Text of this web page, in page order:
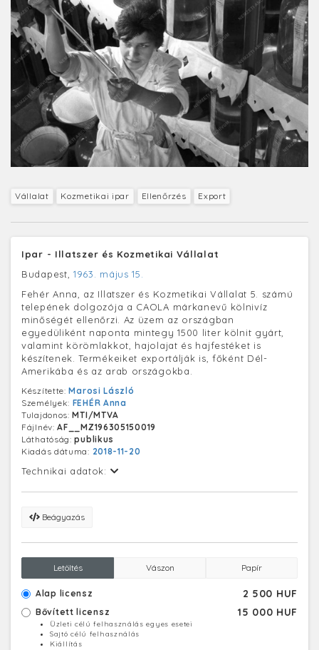
Vállalat Kozmetikai ipar Ellenőrzés Export
Ipar - Illatszer és Kozmetikai Vállalat
Budapest, 1963. május 15.
Fehér Anna, az Illatszer és Kozmetikai Vállalat 5. számú
telepének dolgozója a CAOLA márkanevű kölnivíz
minőségét ellenőrzi. Az üzem az országban
egyedüliként naponta mintegy 1500 liter kölnit gyárt,
valamint körömlakkot, hajolajat és hajfestéket is
készítenek. Termékeiket exportálják is, főként Dél-
Amerikába és az arab országokba.
Készítette:Marosi László
Személyek: FEHÉR Anna
Tulajdonos:MTI/MTVA
Fájlnév:AF__MZ196305150019
Láthatóság:publikus
Kiadás dátuma: 2018-11-20
Technikai adatok:
Beágyazás
Letöltés Vászon Papír
Alap licensz 2 500 HUF
Bővített licensz 15 000 HUF
Üzleti célú felhasználás egyes esetei
Sajtó célú felhasználás
Kiállítás